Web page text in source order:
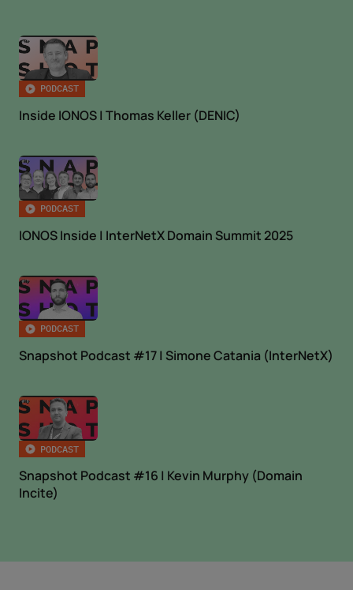
widerrufen.
PODCAST
Inside IONOS | Thomas Keller (DENIC)
PODCAST
IONOS Inside | InterNetX Domain Summit 2025
PODCAST
Snapshot Podcast #17 | Simone Catania (InterNetX)
PODCAST
Snapshot Podcast #16 | Kevin Murphy (Domain
Incite)